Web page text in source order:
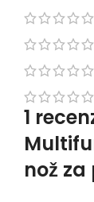
1
nož za